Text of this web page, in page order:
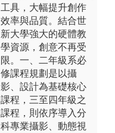
工具，大幅提升創作
效率與品質。結合世
新大學強大的硬體教
學資源，創意不再受
限。一、二年級系必
修課程規劃是以攝
影、設計為基礎核心
課程，三至四年級之
課程，則依序導入分
科專業攝影、動態視